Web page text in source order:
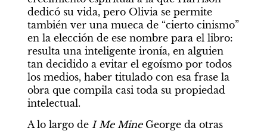
dedicó su vida, pero Olivia se permite
también ver una mueca de “cierto cinismo”
en la elección de ese nombre para el libro:
resulta una inteligente ironía, en alguien
tan decidido a evitar el egoísmo por todos
los medios, haber titulado con esa frase la
obra que compila casi toda su propiedad
intelectual.
A lo largo de I Me Mine George da otras